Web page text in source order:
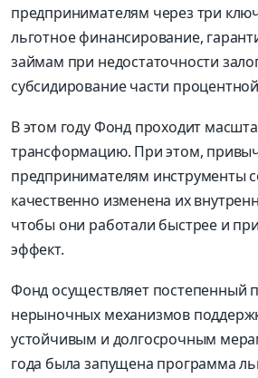
предпринимателям через три
льготное финансирование,
займам при недостаточности
субсидирование части
В этом году Фонд проходит
трансформацию. При этом,
предпринимателям инструменты
качественно изменена их
чтобы они работали быстрее и
эффект.
Фонд осуществляет постепенный
нерыночных механизмов
устойчивым и долгосрочным
года была запущена программа